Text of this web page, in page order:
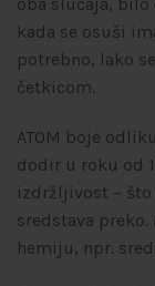
oba slučaja,
kada se osuši
potrebno, lako
četkicom.
ATOM boje
dodir u roku od
izdržljivost – što
sredstava
hemiju, npr.